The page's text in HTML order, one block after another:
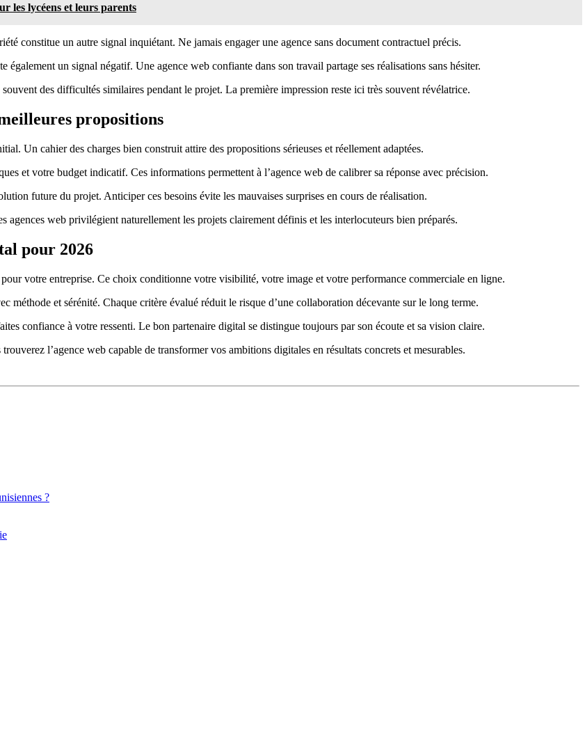
les lycéens et leurs parents
constitue un autre signal inquiétant. Ne jamais engager une agence sans document contractuel précis.
un signal négatif. Une agence web confiante dans son travail partage ses réalisations sans hésiter.
des difficultés similaires pendant le projet. La première impression reste ici très souvent révélatrice.
propositions
Un cahier des charges bien construit attire des propositions sérieuses et réellement adaptées.
et votre budget indicatif. Ces informations permettent à l’agence web de calibrer sa réponse avec précision.
future du projet. Anticiper ces besoins évite les mauvaises surprises en cours de réalisation.
web privilégient naturellement les projets clairement définis et les interlocuteurs bien préparés.
pour 2026
pour votre entreprise. Ce choix conditionne votre visibilité, votre image et votre performance commerciale en ligne.
méthode et sérénité. Chaque critère évalué réduit le risque d’une collaboration décevante sur le long terme.
confiance à votre ressenti. Le bon partenaire digital se distingue toujours par son écoute et sa vision claire.
l’agence web capable de transformer vos ambitions digitales en résultats concrets et mesurables.
?